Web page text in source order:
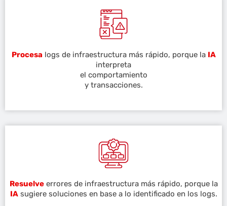
Procesa logs de infraestructura más rápido, porque la IA
interpreta
el comportamiento
y transacciones.
Resuelveerrores de infraestructura más rápido, porque la
IAsugiere soluciones en base a lo identificado en los logs.